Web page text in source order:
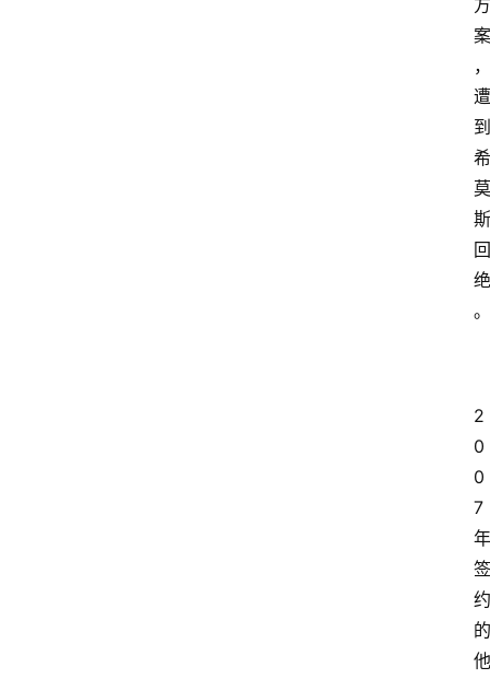
方
案
，
遭
到
希
莫
斯
回
绝
。
2
0
0
7
年
签
约
的
他